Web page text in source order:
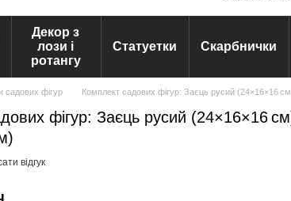
Декор з
лози і
ротангу
Статуетки Скарбнички
садових фігур Комплект садових фігур: Заєць русий (24×16×16
фігур: Заєць русий (24×16×16
відгук